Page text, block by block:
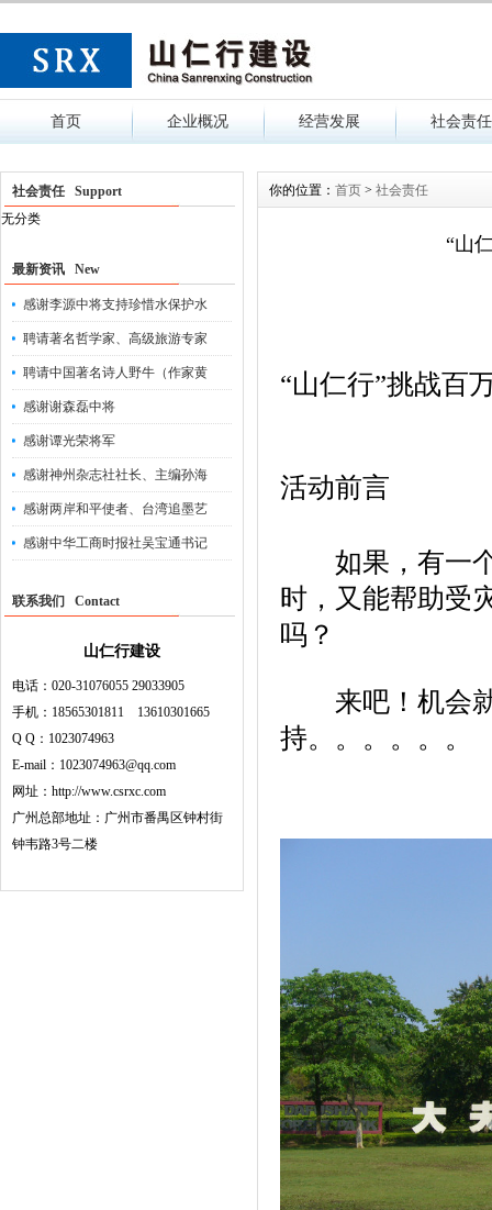
首页 企业概况 经营发展 社会责任
社会责任 Support
无分类
最新资讯 New
感谢李源中将支持珍惜水保护水
聘请著名哲学家、高级旅游专家
聘请中国著名诗人野牛（作家黄
感谢谢森磊中将
感谢谭光荣将军
感谢神州杂志社社长、主编孙海
感谢两岸和平使者、台湾追墨艺
感谢中华工商时报社吴宝通书记
联系我们 Contact
山仁行建设
电话：020-31076055 29033905
手机：18565301811 13610301665
Q Q：1023074963
E-mail：1023074963@qq.com
网址：http://www.csrxc.com
广州总部地址：广州市番禺区钟村街
钟韦路3号二楼
你的位置： 首页 > 社会责任
“山
“山仁行”挑战百
活动前言
如果，有一个
时，又能帮助受
吗？
来吧！机会就
持。。。。。。